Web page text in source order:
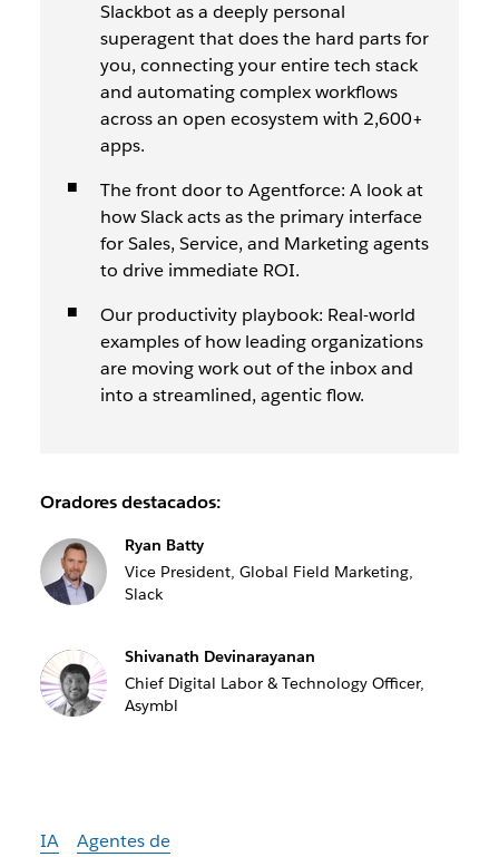
Slackbot as a deeply personal
superagent that does the hard parts for
you, connecting your entire tech stack
and automating complex workflows
across an open ecosystem with 2,600+
apps.
The front door to Agentforce: A look at
how Slack acts as the primary interface
for Sales, Service, and Marketing agents
to drive immediate ROI.
Our productivity playbook: Real-world
examples of how leading organizations
are moving work out of the inbox and
into a streamlined, agentic flow.
Oradores destacados:
Ryan Batty
Vice President, Global Field Marketing,
Slack
Shivanath Devinarayanan
Chief Digital Labor & Technology Officer,
Asymbl
IA
Agentes de